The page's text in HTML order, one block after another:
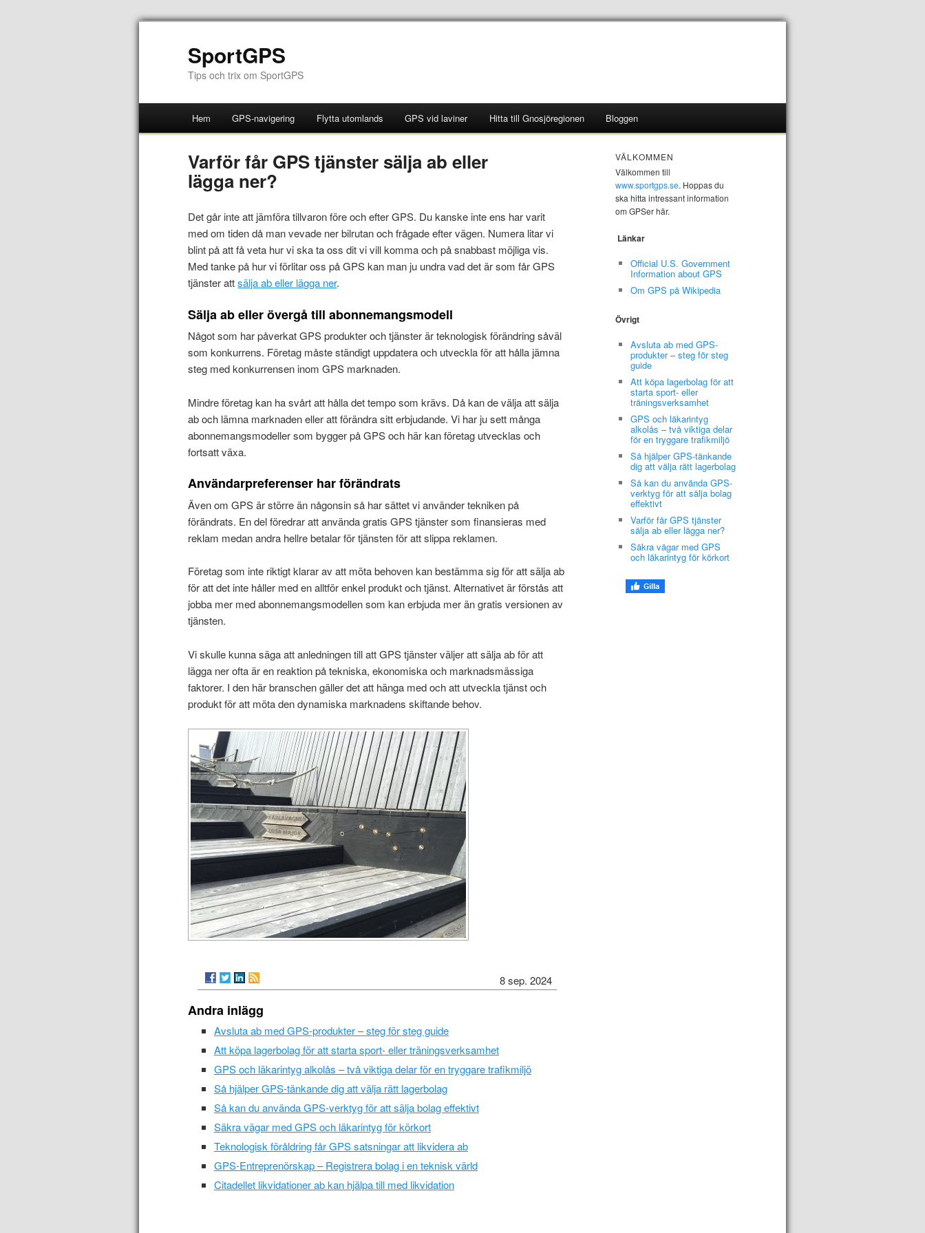
SportGPS
Tips och trix om SportGPS
Hem GPS-navigering Flytta utomlands GPS vid laviner Hitta till Gnosjöregionen Bloggen
Varför får GPS tjänster sälja ab eller
lägga ner?
Det går inte att jämföra tillvaron före och efter GPS. Du kanske inte ens har varit
med om tiden då man vevade ner bilrutan och frågade efter vägen. Numera litar vi
blint på att få veta hur vi ska ta oss dit vi vill komma och på snabbast möjliga vis.
Med tanke på hur vi förlitar oss på GPS kan man ju undra vad det är som får GPS
tjänster attsälja ab eller lägga ner.
Sälja ab eller övergå till abonnemangsmodell
Något som har påverkat GPS produkter och tjänster är teknologisk förändring såväl
som konkurrens. Företag måste ständigt uppdatera och utveckla för att hålla jämna
steg med konkurrensen inom GPS marknaden.
Mindre företag kan ha svårt att hålla det tempo som krävs. Då kan de välja att sälja
ab och lämna marknaden eller att förändra sitt erbjudande. Vi har ju sett många
abonnemangsmodeller som bygger på GPS och här kan företag utvecklas och
fortsatt växa.
Användarpreferenser har förändrats
Även om GPS är större än någonsin så har sättet vi använder tekniken på
förändrats. En del föredrar att använda gratis GPS tjänster som finansieras med
reklam medan andra hellre betalar för tjänsten för att slippa reklamen.
Företag som inte riktigt klarar av att möta behoven kan bestämma sig för att sälja ab
för att det inte håller med en alltför enkel produkt och tjänst. Alternativet är förstås att
jobba mer med abonnemangsmodellen som kan erbjuda mer än gratis versionen av
tjänsten.
Vi skulle kunna säga att anledningen till att GPS tjänster väljer att sälja ab för att
lägga ner ofta är en reaktion på tekniska, ekonomiska och marknadsmässiga
faktorer. I den här branschen gäller det att hänga med och att utveckla tjänst och
produkt för att möta den dynamiska marknadens skiftande behov.
8 sep. 2024
Andra inlägg
Avsluta ab med GPS-produkter – steg för steg guide
Att köpa lagerbolag för att starta sport- eller träningsverksamhet
GPS och läkarintyg alkolås – två viktiga delar för en tryggare trafikmiljö
Så hjälper GPS-tänkande dig att välja rätt lagerbolag
Så kan du använda GPS-verktyg för att sälja bolag effektivt
Säkra vägar med GPS och läkarintyg för körkort
Teknologisk föråldring får GPS satsningar att likvidera ab
GPS-Entreprenörskap – Registrera bolag i en teknisk värld
Citadellet likvidationer ab kan hjälpa till med likvidation
VÄLKOMMEN
Välkommen till
www.sportgps.se. Hoppas du
ska hitta intressant information
om GPSer här.
Länkar
Official U.S. Government
Information about GPS
Om GPS på Wikipedia
Övrigt
Avsluta ab med GPS-
produkter – steg för steg
guide
Att köpa lagerbolag för att
starta sport- eller
träningsverksamhet
GPS och läkarintyg
alkolås – två viktiga delar
för en tryggare trafikmiljö
Så hjälper GPS-tänkande
dig att välja rätt lagerbolag
Så kan du använda GPS-
verktyg för att sälja bolag
effektivt
Varför får GPS tjänster
sälja ab eller lägga ner?
Säkra vägar med GPS
och läkarintyg för körkort